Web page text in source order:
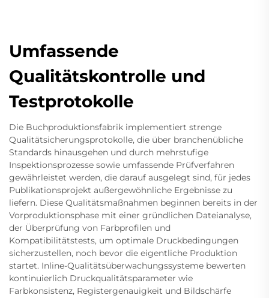
Umfassende
Qualitätskontrolle und
Testprotokolle
Die Buchproduktionsfabrik implementiert strenge
Qualitätsicherungsprotokolle, die über branchenübliche
Standards hinausgehen und durch mehrstufige
Inspektionsprozesse sowie umfassende Prüfverfahren
gewährleistet werden, die darauf ausgelegt sind, für jedes
Publikationsprojekt außergewöhnliche Ergebnisse zu
liefern. Diese Qualitätsmaßnahmen beginnen bereits in der
Vorproduktionsphase mit einer gründlichen Dateianalyse,
der Überprüfung von Farbprofilen und
Kompatibilitätstests, um optimale Druckbedingungen
sicherzustellen, noch bevor die eigentliche Produktion
startet. Inline-Qualitätsüberwachungssysteme bewerten
kontinuierlich Druckqualitätsparameter wie
Farbkonsistenz, Registergenauigkeit und Bildschärfe